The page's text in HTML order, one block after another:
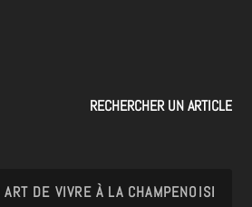
RECHERCHER UN ARTICLE